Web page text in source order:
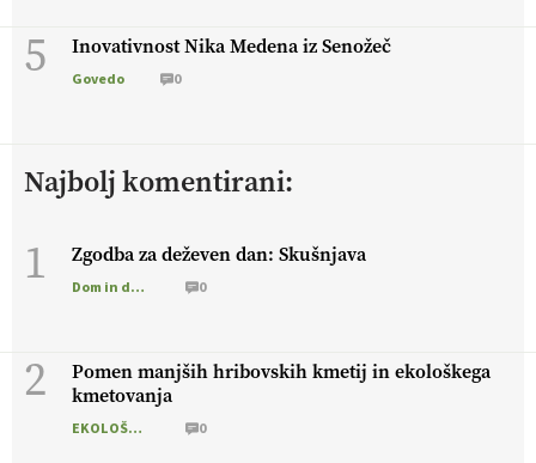
5 Inovativnost Nika Medena iz Senožeč
Govedo 0
Najbolj komentirani:
1 Zgodba za deževen dan: Skušnjava
Dom in družina 0
2
Pomen manjših hribovskih kmetij in ekološkega
kmetovanja
EKOLOŠKO LOGIČNO 0